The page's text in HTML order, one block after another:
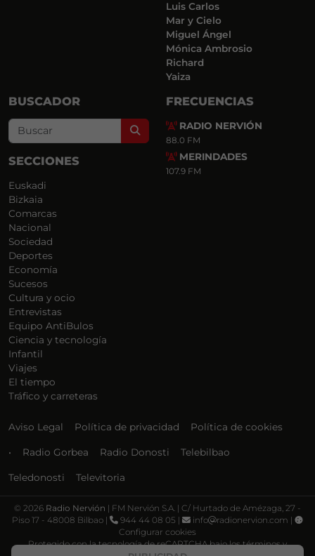
Luis Carlos
Mar y Cielo
Miguel Ángel
Mónica Ambrosio
Richard
Yaiza
BUSCADOR
Search
SECCIONES
Euskadi
Bizkaia
Comarcas
Nacional
Sociedad
Deportes
Economía
Sucesos
Cultura y ocio
Entrevistas
Equipo AntiBulos
Ciencia y tecnología
Infantil
Viajes
El tiempo
Tráfico y carreteras
FRECUENCIAS
RADIO NERVIÓN
88.0 FM
MERINDADES
107.9 FM
Aviso Legal Política de privacidad Política de cookies
• Radio Gorbea Radio Donosti Telebilbao
Teledonosti Televitoria
© 2026 Radio Nervión | FM Nervión S.A. | C/ Hurtado de Amézaga, 27 -
Piso 17 - 48008 Bilbao |
944 44 08 05 | info
radionervion.com |
Configurar cookies
Protegido con la tecnología de reCAPTCHA bajo los términos y